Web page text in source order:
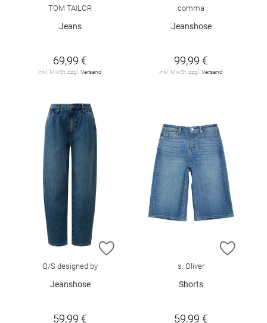
TOM TAILOR
Jeans
69,99 €
inkl. MwSt. zzgl.Versand
comma
Jeanshose
99,99 €
inkl. MwSt. zzgl.Versand
ZUR WUNSCHLISTE HINZUFÜGEN
Q/S designed by
Jeanshose
59,99 €
ZUR
s. Oliver
Shorts
59,99 €